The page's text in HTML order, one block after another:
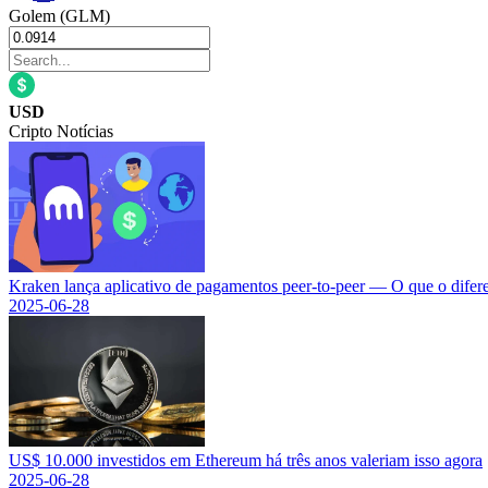
Golem (GLM)
USD
Cripto Notícias
Kraken lança aplicativo de pagamentos peer-to-peer — O que o
2025-06-28
US$ 10.000 investidos em Ethereum há três anos valeriam isso agora
2025-06-28